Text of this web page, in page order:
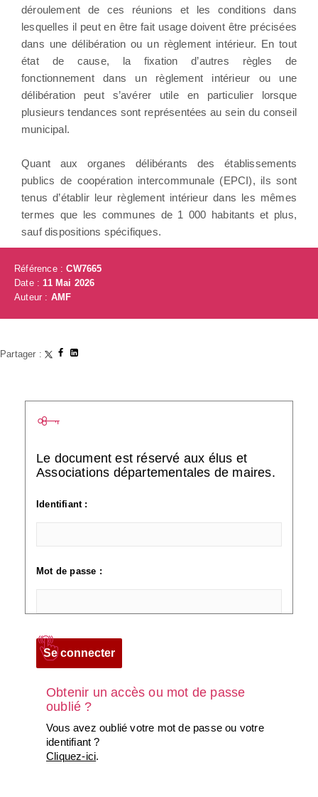
déroulement de ces réunions et les conditions dans
lesquelles il peut en être fait usage doivent être précisées
dans une délibération ou un règlement intérieur. En tout
état de cause, la fixation d’autres règles de
fonctionnement dans un règlement intérieur ou une
délibération peut s’avérer utile en particulier lorsque
plusieurs tendances sont représentées au sein du conseil
municipal.
Quant aux organes délibérants des établissements
publics de coopération intercommunale (EPCI), ils sont
tenus d’établir leur règlement intérieur dans les mêmes
termes que les communes de 1 000 habitants et plus,
sauf dispositions spécifiques.
Référence :CW7665
Date :11 Mai 2026
Auteur : AMF
Partager :
Le document est réservé aux élus et
Associations départementales de maires.
Identifiant :
Mot de passe :
Obtenir un accès ou mot de passe
oublié ?
Vous avez oublié votre mot de passe ou votre
identifiant ?
Cliquez-ici.